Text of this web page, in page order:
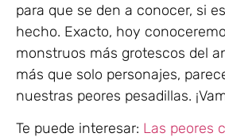
para que se den a conocer, si
hecho. Exacto, hoy
monstruos más grotescos del
más que solo personajes,
nuestras peores pesadillas.
Te puede interesar: Las peores